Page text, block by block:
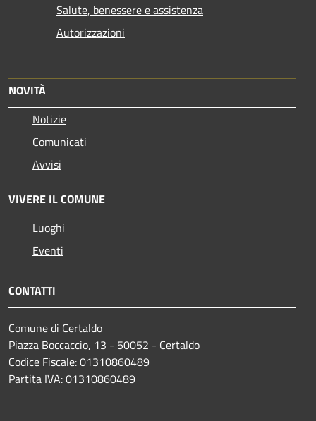
Salute, benessere e assistenza
Autorizzazioni
NOVITÀ
Notizie
Comunicati
Avvisi
VIVERE IL COMUNE
Luoghi
Eventi
CONTATTI
Comune di Certaldo
Piazza Boccaccio, 13 - 50052 - Certaldo
Codice Fiscale: 01310860489
Partita IVA: 01310860489